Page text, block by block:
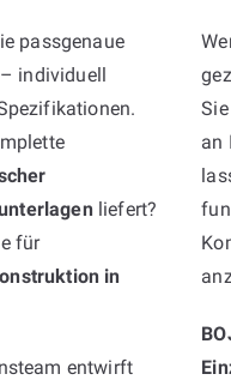
passgenaue
individuell
liefert?
für
in
entwirft
Sie
an